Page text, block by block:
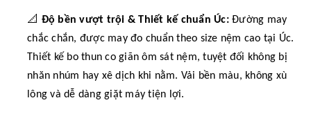
📐 Độ bền vượt trội & Thiết kế chuẩn Úc:Đường may
chắc chắn, được may đo chuẩn theo size nệm cao tại Úc.
Thiết kế bo thun co giãn ôm sát nệm, tuyệt đối không bị
nhăn nhúm hay xê dịch khi nằm. Vải bền màu, không xù
lông và dễ dàng giặt máy tiện lợi.